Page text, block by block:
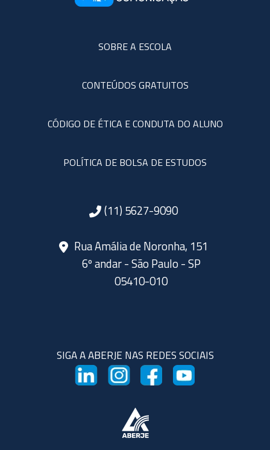
SOBRE A ESCOLA
CONTEÚDOS GRATUITOS
CÓDIGO DE ÉTICA E CONDUTA DO ALUNO
POLÍTICA DE BOLSA DE ESTUDOS
(11) 5627-9090
Rua Amália de Noronha, 151
6º andar - São Paulo - SP
05410-010
SIGA A ABERJE NAS REDES SOCIAIS